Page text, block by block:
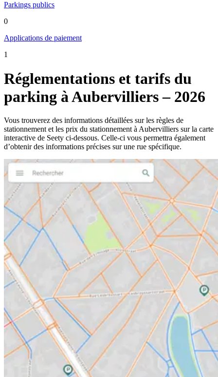
Parkings publics
0
Applications de paiement
1
Réglementations et tarifs du
parking à Aubervilliers – 2026
Vous trouverez des informations détaillées sur les règles de
stationnement et les prix du stationnement à Aubervilliers sur la carte
interactive de Seety ci-dessous. Celle-ci vous permettra également
d’obtenir des informations précises sur une rue spécifique.